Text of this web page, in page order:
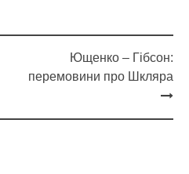
Ющенко – Гібсон:
перемовини про Шкляра